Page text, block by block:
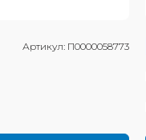
Артикул: П0000058773